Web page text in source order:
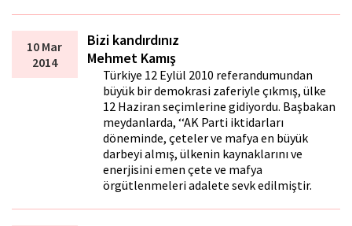
10 Mar
2014
Bizi kandırdınız
Mehmet Kamış
Türkiye 12 Eylül 2010 referandumundan
büyük bir demokrasi zaferiyle çıkmış, ülke
12 Haziran seçimlerine gidiyordu. Başbakan
meydanlarda, ‘‘AK Parti iktidarları
döneminde, çeteler ve mafya en büyük
darbeyi almış, ülkenin kaynaklarını ve
enerjisini emen çete ve mafya
örgütlenmeleri adalete sevk edilmiştir.